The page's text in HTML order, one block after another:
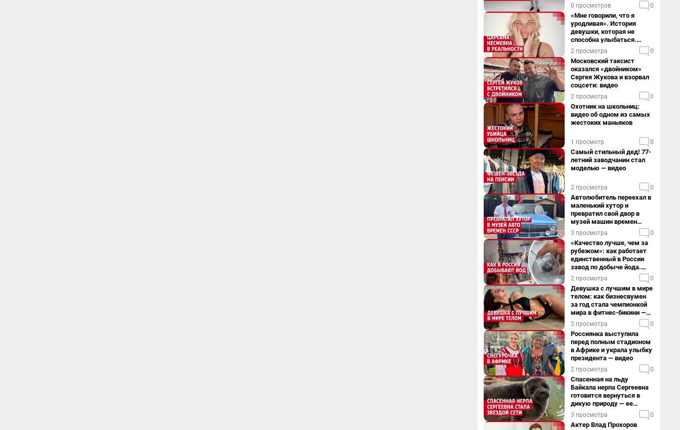
0 просмотров 0
«Мне говорили, что я
уродливая». История
девушки, которая не
способна улыбаться.
Видео
2 просмотра 0
Московский таксист
оказался «двойником»
Сергея Жукова и взорвал
соцсети: видео
2 просмотра 0
Охотник на школьниц:
видео об одном из самых
жестоких маньяков
1 просмотр 0
Самый стильный дед! 77-
летний заводчанин стал
моделью — видео
2 просмотра 0
Автолюбитель переехал в
маленький хутор и
превратил свой двор в
музей машин времен
СССР. Видео
3 просмотра 0
«Качество лучше, чем за
рубежом»: как работает
единственный в России
завод по добыче йода.
Видео
2 просмотра 0
Девушка с лучшим в мире
телом: как бизнесвумен
за год стала чемпионкой
мира в фитнес-бикини —
видео
3 просмотра 0
Россиянка выступила
перед полным стадионом
в Африке и украла улыбку
президента — видео
2 просмотра 0
Спасенная на льду
Байкала нерпа Сергеевна
готовится вернуться в
дикую природу — ее
видеоистория
3 просмотра 0
Актер Влад Прохоров